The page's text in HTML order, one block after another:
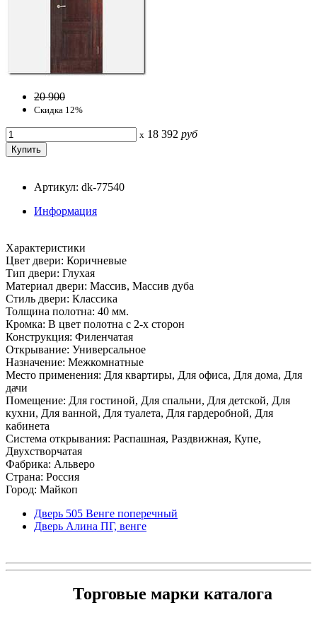
20 900
Скидка 12%
x 18 392 руб
Артикул: dk-77540
Информация
Характеристики
Цвет двери: Коричневые
Тип двери: Глухая
Материал двери: Массив, Массив дуба
Стиль двери: Классика
Толщина полотна: 40 мм.
Кромка: В цвет полотна с 2-х сторон
Конструкция: Филенчатая
Открывание: Универсальное
Назначение: Межкомнатные
Место применения: Для квартиры, Для офиса, Для дома, Для
дачи
Помещение: Для гостиной, Для спальни, Для детской, Для
кухни, Для ванной, Для туалета, Для гардеробной, Для
кабинета
Система открывания: Распашная, Раздвижная, Купе,
Двухстворчатая
Фабрика: Альверо
Страна: Россия
Город: Майкоп
Дверь 505 Венге поперечный
Дверь Алина ПГ, венге
Торговые марки каталога